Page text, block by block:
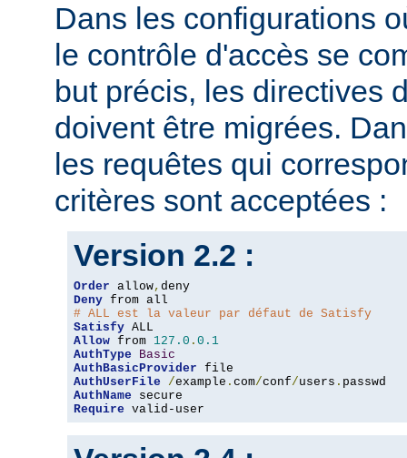
Dans les configurations
le contrôle d'accès se
but précis, les directives
doivent être migrées.
les requêtes qui
critères sont acceptées :
Version 2.2 :
Order allow,
Deny
# ALL est la valeur par défaut de Satisfy
Satisfy
Allow from 127.0 . 0.1
AuthType
Basic
AuthBasicProvider
AuthUserFile
/example . com/conf/users .
AuthName
Require valid-user